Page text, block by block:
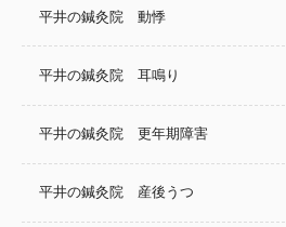
平井の鍼灸院 動悸
平井の鍼灸院 耳鳴り
平井の鍼灸院 更年期障害
平井の鍼灸院 産後うつ